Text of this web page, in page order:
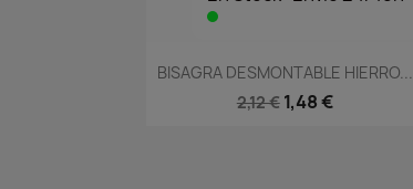
Vista rápida
BISAGRA DESMONTABLE HIERRO...
2,12 € 1,48 €